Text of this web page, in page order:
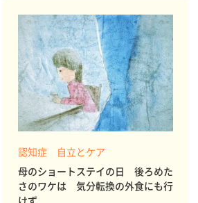
認知症 自立とケア
母のショートステイの日 後ろめた
さのワケは 気分転換の外食にも行